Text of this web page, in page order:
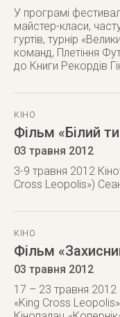
У програмі
майстер-класи,
гуртів, турнір
команд, Плетіння
до Книги Рекордів
КІНО
Фільм «Білий
03 травня 2012
3-9 травня 2012
Cross Leopolis»)
КІНО
Фільм
03 травня 2012
17 – 23 травня 2012
«King Cross